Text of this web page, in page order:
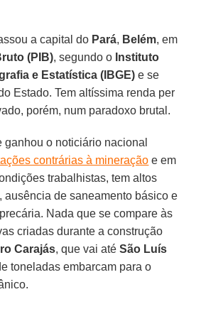
a capital do Pará, Belém, em
(PIB), segundo o Instituto
e Estatística (IBGE) e se
Estado. Tem altíssima renda per
porém, num paradoxo brutal.
ganhou o noticiário nacional
contrárias à mineração e em
trabalhistas, tem altos
ausência de saneamento básico e
Nada que se compare às
criadas durante a construção
Carajás, que vai atéSão Luís
toneladas embarcam para o